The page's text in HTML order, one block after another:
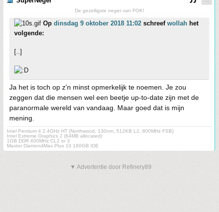
De gezelligste neger van FOK!
Op dinsdag 9 oktober 2018 11:02 schreef wollah het
volgende:
[..]
Ja het is toch op z'n minst opmerkelijk te noemen. Je zou
zeggen dat die mensen wel een beetje up-to-date zijn met de
paranormale wereld van vandaag. Maar goed dat is mijn
mening.
Intel Pentium 4 2.4GHz HT (Northwood, 130nm, 512KB L2, 800MHz FSB)
Intel Extreme Graphics 2 (64MB allocated)
1GB DDR 400MHz CL2 or 3
Maxtor DiamondMax Plus 10 160GB IDE
▼ Advertentie door Refinery89